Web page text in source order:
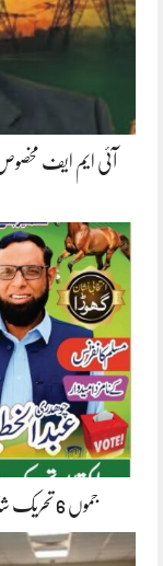
آئی ایم ایف
جموں 6 تحریک شاد باد کا عبدالخطیب چودھری کی حمایت کا اعلان